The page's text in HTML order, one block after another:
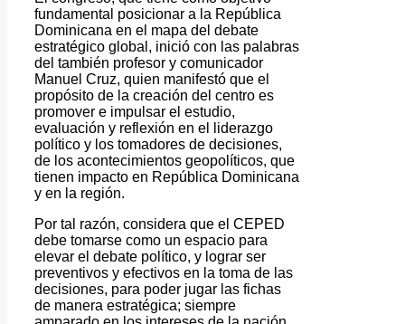
fundamental posicionar a la República
Dominicana en el mapa del debate
estratégico global, inició con las palabras
del también profesor y comunicador
Manuel Cruz, quien manifestó que el
propósito de la creación del centro es
promover e impulsar el estudio,
evaluación y reflexión en el liderazgo
político y los tomadores de decisiones,
de los acontecimientos geopolíticos, que
tienen impacto en República Dominicana
y en la región.
Por tal razón, considera que el CEPED
debe tomarse como un espacio para
elevar el debate político, y lograr ser
preventivos y efectivos en la toma de las
decisiones, para poder jugar las fichas
de manera estratégica; siempre